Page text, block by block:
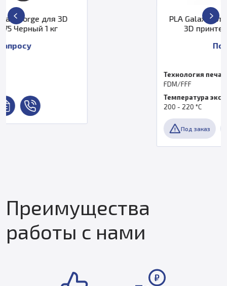
PLA Galaxy пластик FlashForge
3D принтера 1.75 Синий 1 кг
Температура экструдера, °C
Преимущества
работы с нами